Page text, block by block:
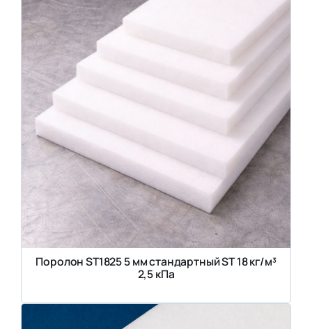
Поролон ST1825 5 мм стандартный ST 18 кг/м³
2,5 кПа